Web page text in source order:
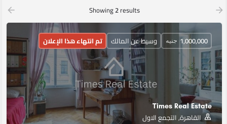
Showing2results
Times Real Estate
القاهرة, التجمع الاول
1,000,000 جنيه وسيط عن المالك تم انتهاء هذا الإعلان